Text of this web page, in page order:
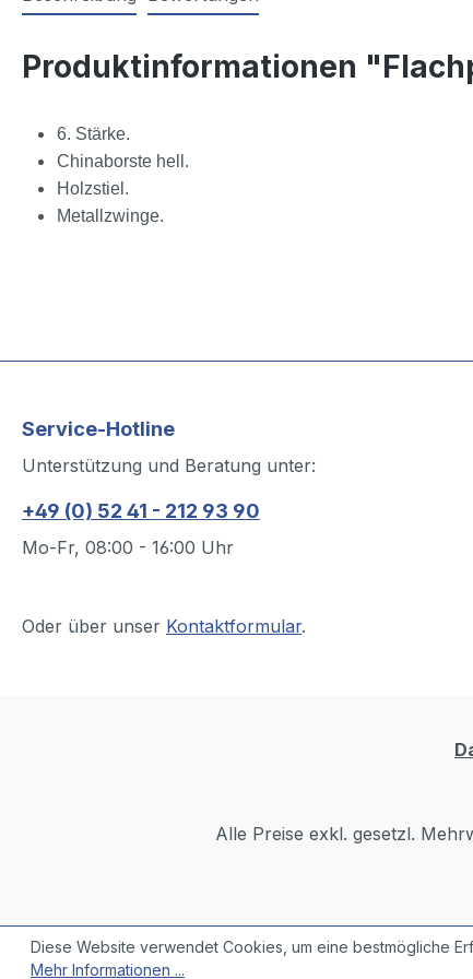
Produktinformationen
6. Stärke.
Chinaborste hell.
Holzstiel.
Metallzwinge.
Service-Hotline
Unterstützung und Beratung unter:
+49 (0) 52 41 - 212 93 90
Mo-Fr, 08:00 - 16:00 Uhr
Oder über unser Kontaktformular.
Alle Preise exkl. gesetzl.
Diese Website verwendet Cookies, um eine bestmögliche
Mehr Informationen ...